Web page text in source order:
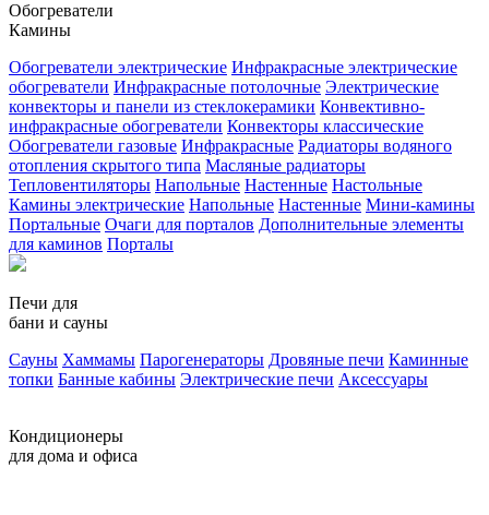
Обогреватели
Камины
Обогреватели электрические Инфракрасные электрические
обогреватели Инфракрасные потолочные Электрические
конвекторы и панели из стеклокерамики Конвективно-
инфракрасные обогреватели Конвекторы классические
Обогреватели газовые Инфракрасные Радиаторы водяного
отопления скрытого типа Масляные радиаторы
Тепловентиляторы Напольные Настенные Настольные
Камины электрические Напольные Настенные Мини-камины
Портальные Очаги для порталов Дополнительные элементы
для каминов Порталы
Печи для
бани и сауны
Сауны Хаммамы Парогенераторы Дровяные печи Каминные
топки Банные кабины Электрические печи Аксессуары
Кондиционеры
для дома и офиса